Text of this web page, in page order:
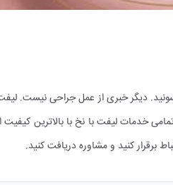
دیگر خبری از عمل جراحی نیست.
خدمات لیفت با نخ با بالاترین
کنید و مشاوره دریافت کنید.